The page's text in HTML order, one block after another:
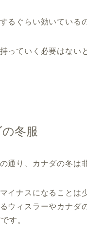
るぐらい効いている
っていく必要はない
冬服
通り、カナダの冬は
イナスになることは
ウィスラーやカナダ
す。